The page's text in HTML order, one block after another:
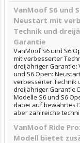
VanMoof S6 und
Neustart mit
Technik und
Garantie
VanMoof S6 und S6
mit verbesserter
dreijähriger Garantie:
und S6 Open:
verbesserter Technik
dreijähriger Garantie
Modelle S6 und S6
dabei auf bewährtes
aber zahlreiche
VanMoof Ride
Modell bietet